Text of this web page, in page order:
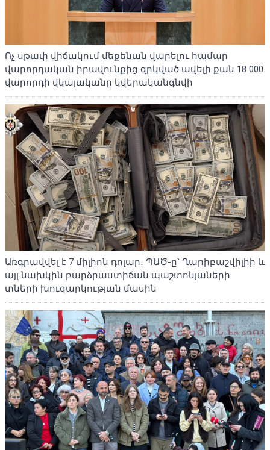
Ոչ սթափ վիճակում մեքենան վարելու համար
վարորդական իրավունքից զրկված ավելի քան 18 000
վարորդի վկայականը կվերականգնվի
Առգրավվել է 7 միլիոն դոլար․ ՊԱԾ-ը՝ Ղարիբաշվիլիի և
այլ նախկին բարձրաստիճան պաշտոնյաների
տների խուզարկության մասին